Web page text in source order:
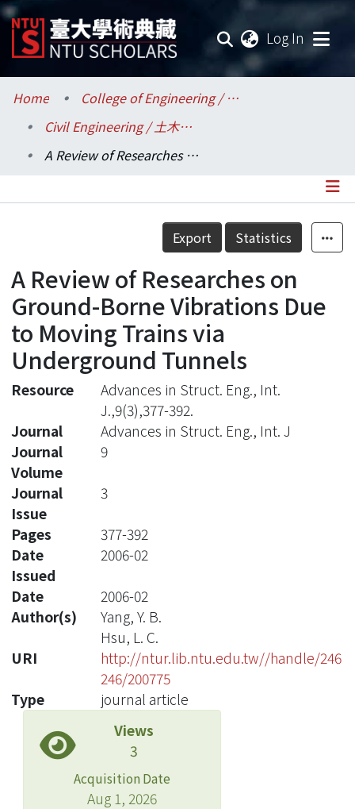
Log In
Communities & Collections
Research Outputs
Statistics
Home
College of Engineering / 工學院
Civil Engineering / 土木工程學系
A Review of Researches on Ground-Borne Vibrations Due to Moving Trains via Underground Tunnels
Details
Export Statistics
A Review of Researches on
Ground-Borne Vibrations Due
to Moving Trains via
Underground Tunnels
Resource
Advances in Struct. Eng., Int.
J.,9(3),377-392.
Journal
Advances in Struct. Eng., Int. J
Journal
Volume
9
Journal
Issue
3
Pages
377-392
Date
Issued
2006-02
Date
2006-02
Author(s)
Yang, Y. B.
Hsu, L. C.
URI
http://ntur.lib.ntu.edu.tw//handle/246
246/200775
Type
journal article
Views
3
Acquisition Date
Aug 1, 2026